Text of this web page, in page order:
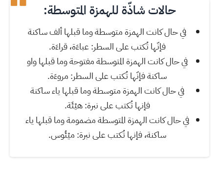
حالات شاذّة للهمزة المتوسطة:
في حال كانت الهمزة متوسطة وما قبلها ألف ساكنة
فإنّها تُكتب على السطر: عباءَة، قراءَة.
في حال كانت الهمزة المتوسطة مفتوحة وما قبلها واو
ساكنة فإنّها تُكتب على السطر: مروءَة.
في حال كانت الهمزة متوسطة وما قبلها ياء ساكنة
فإنها تُكتب على نبرة: هيْئَة.
في حال كانت الهمزة المتوسطة مضمومة وما قبلها ياء
ساكنة، فإنها تُكتب على نبرة: ميْئُوس.